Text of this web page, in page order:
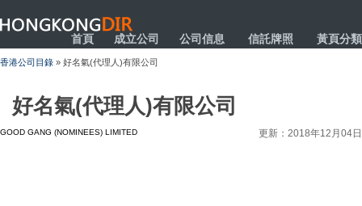
HONGKONGDIR
首頁 成立公司 公司信息 信託牌照 黃頁分類
香港公司目錄 » 好名氣(代理人)有限公司
好名氣(代理人)有限公司
GOOD GANG (NOMINEES) LIMITED 更新：2018年12月04日